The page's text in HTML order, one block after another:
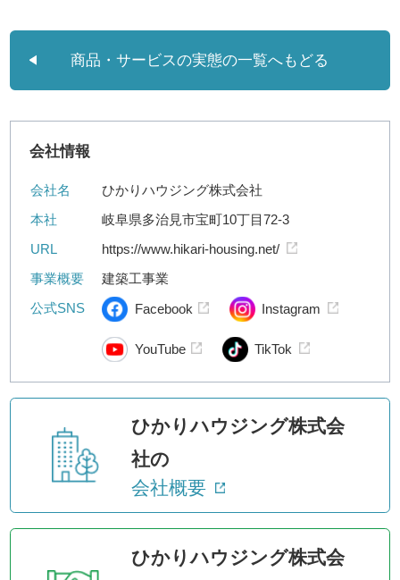
商品・サービスの実態の一覧へもどる
会社情報
会社名
ひかりハウジング株式会社
本社
岐阜県多治見市宝町10丁目72-3
URL
https://www.hikari-housing.net/
事業概要
建築工事業
公式SNS
Facebook Instagram
YouTube TikTok
ひかりハウジング株式会
社の
会社概要
ひかりハウジング株式会